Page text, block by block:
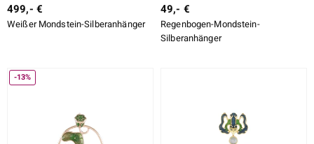
499,- €
Weißer Mondstein-Silberanhänger
49,- €
Regenbogen-Mondstein-
Silberanhänger
-13%